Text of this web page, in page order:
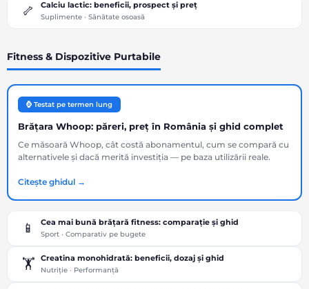
🦴
Calciu lactic: beneficii, prospect și preț
Suplimente · Sănătate osoasă
Fitness & Dispozitive Purtabile
⌚ Testat pe termen lung
Brățara Whoop: păreri, preț în România și ghid complet
Ce măsoară Whoop, cât costă abonamentul, cum se compară cu
alternativele și dacă merită investiția — pe baza utilizării reale.
Citește ghidul →
📱
Cea mai bună brățară fitness: comparație și ghid
Sport · Comparativ pe bugete
🏋️
Creatina monohidrată: beneficii, dozaj și ghid
Nutriție · Performanță